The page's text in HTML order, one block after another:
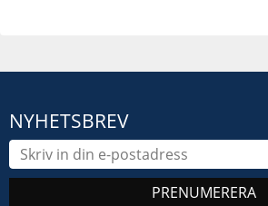
NYHETSBREV
PRENUMERERA